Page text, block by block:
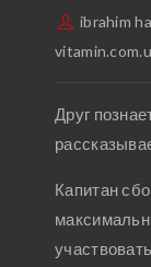
ibrahim
Друг
Капитан